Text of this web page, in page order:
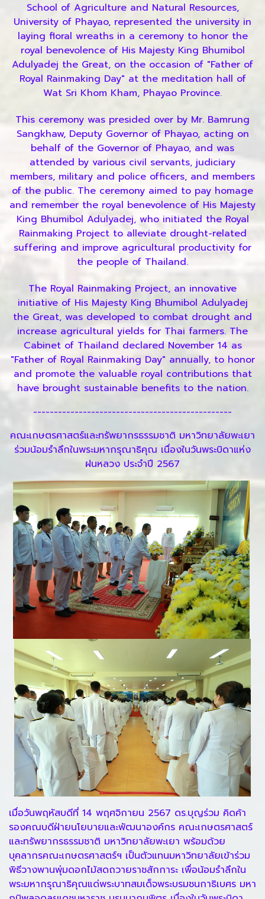
School of Agriculture and Natural Resources,
University of Phayao, represented the university in
laying floral wreaths in a ceremony to honor the
royal benevolence of His Majesty King Bhumibol
Adulyadej the Great, on the occasion of "Father of
Royal Rainmaking Day" at the meditation hall of
Wat Sri Khom Kham, Phayao Province.
This ceremony was presided over by Mr. Bamrung
Sangkhaw, Deputy Governor of Phayao, acting on
behalf of the Governor of Phayao, and was
attended by various civil servants, judiciary
members, military and police officers, and members
of the public. The ceremony aimed to pay homage
and remember the royal benevolence of His Majesty
King Bhumibol Adulyadej, who initiated the Royal
Rainmaking Project to alleviate drought-related
suffering and improve agricultural productivity for
the people of Thailand.
The Royal Rainmaking Project, an innovative
initiative of His Majesty King Bhumibol Adulyadej
the Great, was developed to combat drought and
increase agricultural yields for Thai farmers. The
Cabinet of Thailand declared November 14 as
"Father of Royal Rainmaking Day" annually, to honor
and promote the valuable royal contributions that
have brought sustainable benefits to the nation.
------------------------------------------------
คณะเกษตรศาสตร์และทรัพยากรธรรมชาติ มหาวิทยาลัยพะเยา
ร่วมน้อมรำลึกในพระมหากรุณาธิคุณ เนื่องในวันพระบิดาแห่ง
ฝนหลวง ประจำปี 2567
เมื่อวันพฤหัสบดีที่ 14 พฤศจิกายน 2567 ดร.บุญร่วม คิดค้า
รองคณบดีฝ่ายนโยบายและพัฒนาองค์กร คณะเกษตรศาสตร์
และทรัพยากรธรรมชาติ มหาวิทยาลัยพะเยา พร้อมด้วย
บุคลากรคณะเกษตรศาสตร์ฯ เป็นตัวแทนมหาวิทยาลัยเข้าร่วม
พิธีวางพานพุ่มดอกไม้สดถวายราชสักการะ เพื่อน้อมรำลึกใน
พระมหากรุณาธิคุณแด่พระบาทสมเด็จพระบรมชนกาธิเบศร มหา